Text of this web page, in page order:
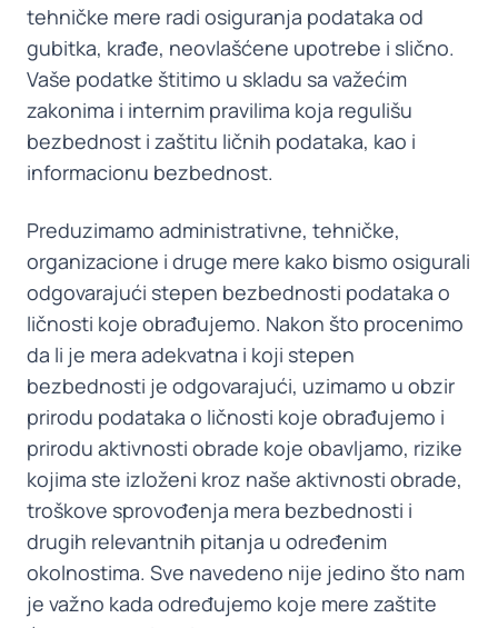
tehničke mere radi osiguranja podataka od
gubitka, krađe, neovlašćene upotrebe i slično.
Vaše podatke štitimo u skladu sa važećim
zakonima i internim pravilima koja regulišu
bezbednost i zaštitu ličnih podataka, kao i
informacionu bezbednost.
Preduzimamo administrativne, tehničke,
organizacione i druge mere kako bismo osigurali
odgovarajući stepen bezbednosti podataka o
ličnosti koje obrađujemo. Nakon što procenimo
da li je mera adekvatna i koji stepen
bezbednosti je odgovarajući, uzimamo u obzir
prirodu podataka o ličnosti koje obrađujemo i
prirodu aktivnosti obrade koje obavljamo, rizike
kojima ste izloženi kroz naše aktivnosti obrade,
troškove sprovođenja mera bezbednosti i
drugih relevantnih pitanja u određenim
okolnostima. Sve navedeno nije jedino što nam
je važno kada određujemo koje mere zaštite